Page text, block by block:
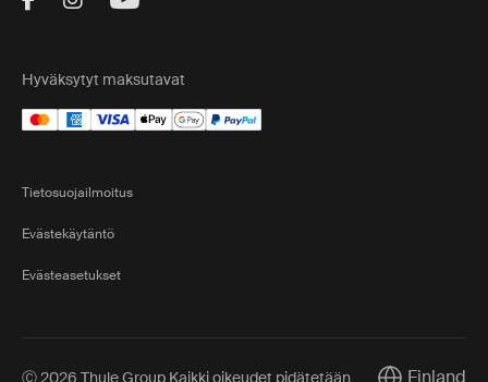
Hyväksytyt maksutavat
Tietosuojailmoitus
Evästekäytäntö
Evästeasetukset
Ⓒ 2026 Thule Group Kaikki oikeudet pidätetään